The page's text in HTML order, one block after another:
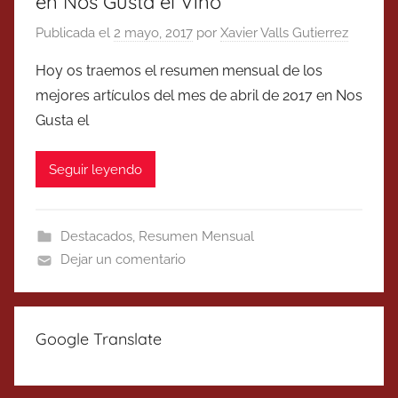
Publicada el 2 mayo, 2017 por Xavier Valls Gutierrez
Hoy os traemos el resumen mensual de los
mejores artículos del mes de abril de 2017 en Nos
Gusta el
Seguir leyendo
Destacados, Resumen Mensual
Dejar un comentario
Google Translate